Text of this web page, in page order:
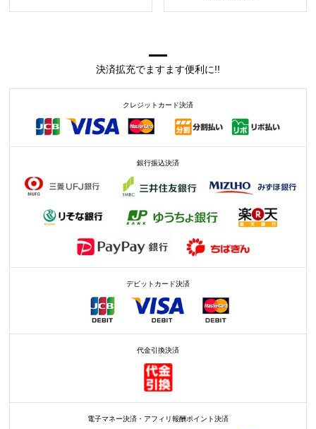
決済拡充でますます便利に!!
クレジットカード決済
銀行振込決済
デビットカード決済
代金引換決済
電子マネー決済・アフィリ報酬ポイント決済